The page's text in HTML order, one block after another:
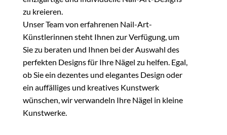
zu kreieren.
Unser Team von erfahrenen Nail-Art-
Künstlerinnen steht Ihnen zur Verfügung, um
Sie zu beraten und Ihnen bei der Auswahl des
perfekten Designs für Ihre Nägel zu helfen. Egal,
ob Sie ein dezentes und elegantes Design oder
ein auffälliges und kreatives Kunstwerk
wünschen, wir verwandeln Ihre Nägel in kleine
Kunstwerke.